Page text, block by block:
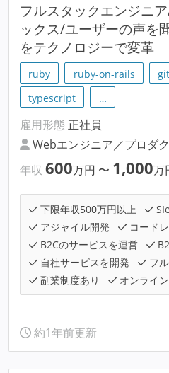
フルスタックエンジニ
ックス/ユーザーの声を
をテクノロジーで変革
ruby ruby-on-rails git
typescript
…
雇用形態 正社員
Webエンジニア／プロダ
年収 600万円 〜 1,000万
下限年収500万円以上
アジャイル開発
コード
B2Cのサービスを運営
自社サービスを開発
フ
副業制度あり
オンライ
約1年前更新